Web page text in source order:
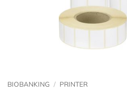
BIOBANKING / PRINTER